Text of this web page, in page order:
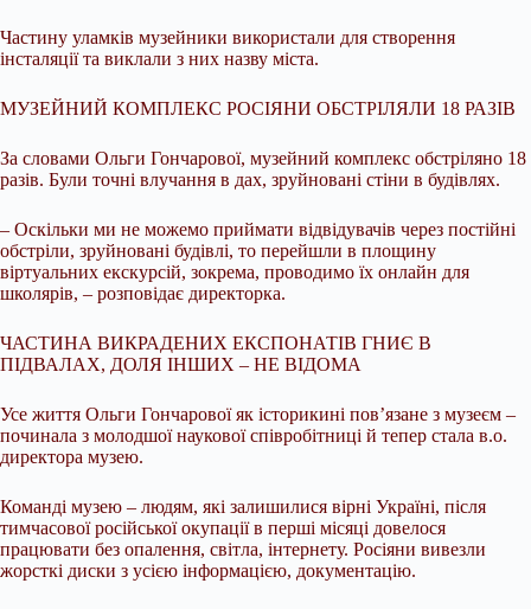
Частину уламків музейники використали для створення
інсталяції та виклали з них назву міста.
МУЗЕЙНИЙ КОМПЛЕКС РОСІЯНИ ОБСТРІЛЯЛИ 18 РАЗІВ
За словами Ольги Гончарової, музейний комплекс обстріляно 18
разів. Були точні влучання в дах, зруйновані стіни в будівлях.
– Оскільки ми не можемо приймати відвідувачів через постійні
обстріли, зруйновані будівлі, то перейшли в площину
віртуальних екскурсій, зокрема, проводимо їх онлайн для
школярів, – розповідає директорка.
ЧАСТИНА ВИКРАДЕНИХ ЕКСПОНАТІВ ГНИЄ В
ПІДВАЛАХ, ДОЛЯ ІНШИХ – НЕ ВІДОМА
Усе життя Ольги Гончарової як історикині пов’язане з музеєм –
починала з молодшої наукової співробітниці й тепер стала в.о.
директора музею.
Команді музею – людям, які залишилися вірні Україні, після
тимчасової російської окупації в перші місяці довелося
працювати без опалення, світла, інтернету. Росіяни вивезли
жорсткі диски з усією інформацією, документацію.